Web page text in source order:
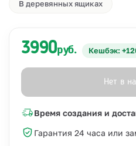
В деревянных ящиках
3990руб. Кешбэк:
Нет в
Время создания и
Гарантия 24 часа или